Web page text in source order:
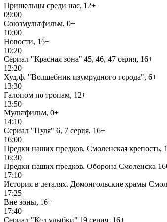
Пришельцы среди нас, 12+
09:00
Союзмультфильм, 0+
10:00
Новости, 16+
10:20
Сериал "Красная зона" 45, 46, 47 серия, 16+
12:20
Худ.ф. "Волшебник изумрудного города", 6+
13:30
Галопом по тропам, 12+
13:50
Мультфильм, 0+
14:10
Сериал "Пуля" 6, 7 серия, 16+
16:00
Предки наших предков. Смоленская крепость,
16:30
Предки наших предков. Оборона Смоленска
17:10
История в деталях. Домонгольские храмы
17:25
Вне зоны, 16+
17:40
Сериал "Код улыбки" 19 серия, 16+